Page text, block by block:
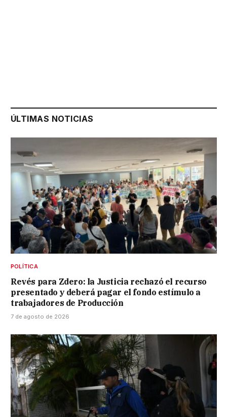
ÚLTIMAS NOTICIAS
POLÍTICA
Revés para Zdero: la Justicia rechazó el recurso
presentado y deberá pagar el fondo estímulo a
trabajadores de Producción
7 de agosto de 2026